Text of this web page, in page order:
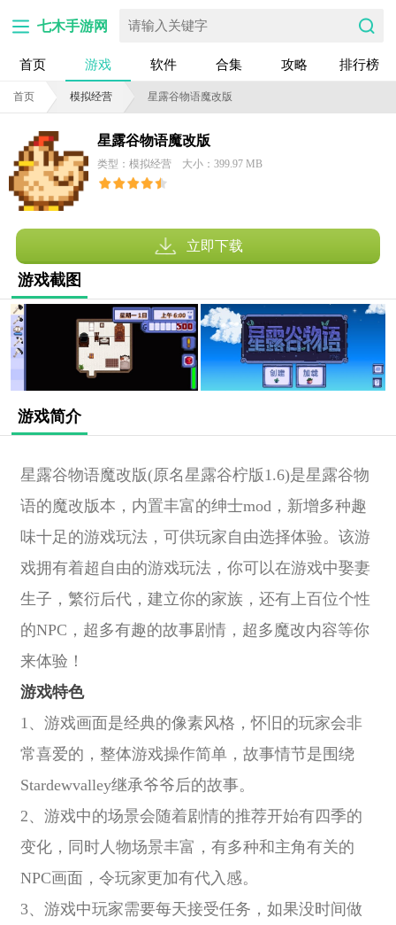
七木手游网
首页 游戏 软件 合集 攻略 排行榜
首页 模拟经营 星露谷物语魔改版
星露谷物语魔改版
类型：模拟经营 大小：399.97 MB
立即下载
游戏截图
游戏简介
星露谷物语魔改版(原名星露谷柠版1.6)是星露谷物
语的魔改版本，内置丰富的绅士mod，新增多种趣
味十足的游戏玩法，可供玩家自由选择体验。该游
戏拥有着超自由的游戏玩法，你可以在游戏中娶妻
生子，繁衍后代，建立你的家族，还有上百位个性
的NPC，超多有趣的故事剧情，超多魔改内容等你
来体验！
游戏特色
1、游戏画面是经典的像素风格，怀旧的玩家会非
常喜爱的，整体游戏操作简单，故事情节是围绕
Stardewvalley继承爷爷后的故事。
2、游戏中的场景会随着剧情的推荐开始有四季的
变化，同时人物场景丰富，有多种和主角有关的
NPC画面，令玩家更加有代入感。
3、游戏中玩家需要每天接受任务，如果没时间做